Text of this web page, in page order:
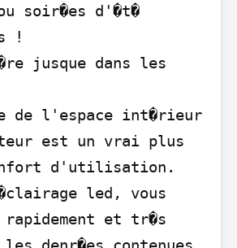
soir�es d'�t�
!
jusque dans les
de l'espace int�rieur
est un vrai plus
d'utilisation.
led, vous
et tr�s